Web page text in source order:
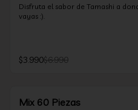
Disfruta el sabor de Tamashi a
vayas :).
$3.990$6.990
Mix 60 Piezas